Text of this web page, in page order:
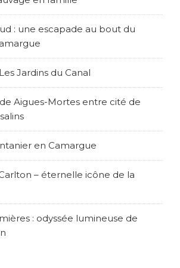
: une escapade au bout du
Jardins du Canal
Aigues-Mortes entre cité de
en Camargue
– éternelle icône de la
: odyssée lumineuse de